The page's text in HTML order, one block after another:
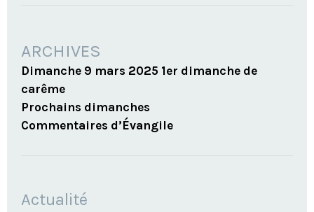
ARCHIVES
Dimanche 9 mars 2025 1er dimanche de
carême
Prochains dimanches
Commentaires d’Évangile
NAVIGATION
Actualité